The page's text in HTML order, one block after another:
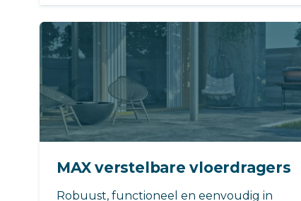
meest milieu- en onderhoudsvriendelijke
optie in de markt.
MAX verstelbare vloerdragers
Robuust, functioneel en eenvoudig in